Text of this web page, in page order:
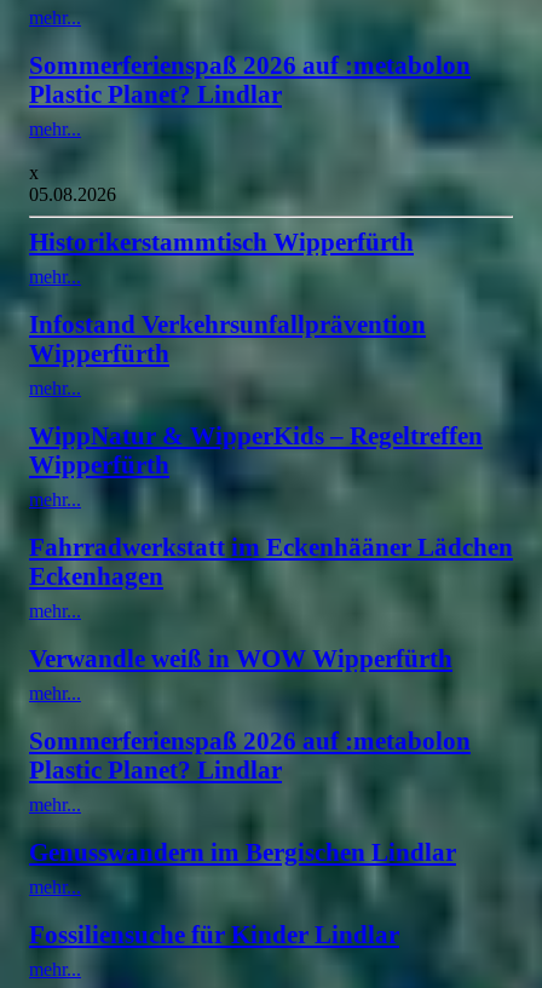
mehr...
Sommerferienspaß 2026 auf :metabolon
Plastic Planet? Lindlar
mehr...
x
05.08.2026
Historikerstammtisch Wipperfürth
mehr...
Infostand Verkehrsunfallprävention
Wipperfürth
mehr...
WippNatur & WipperKids – Regeltreffen
Wipperfürth
mehr...
Fahrradwerkstatt im Eckenhääner Lädchen
Eckenhagen
mehr...
Verwandle weiß in WOW Wipperfürth
mehr...
Sommerferienspaß 2026 auf :metabolon
Plastic Planet? Lindlar
mehr...
Genusswandern im Bergischen Lindlar
mehr...
Fossiliensuche für Kinder Lindlar
mehr...